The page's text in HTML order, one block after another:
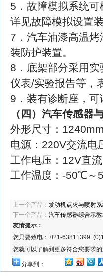
5．故障模拟系统
详见故障模拟设置
7．汽车油漆高温
装防护装置。
8．底架部分采用
仪表/实验报告等，
9．装有诊断座，
（四）汽车传感器
外形尺寸：
电源：220V交流电
工作电压：12V直
工作温度：-50℃～
上一个产品： 发动机点火与喷射
下一个产品： 汽车传感器综合示
友情提示：
您只要致电： 021-63811399
您就可以了解到更多符合您要求的
分享到：